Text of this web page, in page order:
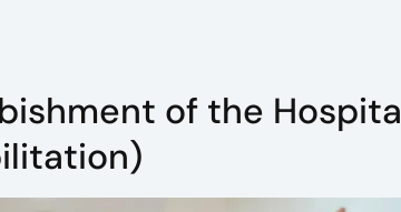
of the